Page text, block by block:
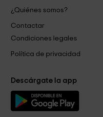
¿Quiénes somos?
Contactar
Condiciones legales
Política de privacidad
Descárgate la app